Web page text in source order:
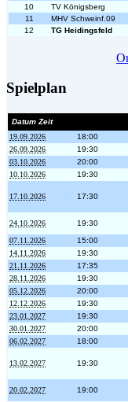
10
TV Königsberg
11
MHV Schweinf.09
12
TG Heidingsfeld
Spielplan
Datum Zeit
19.09.2026
18:00
26.09.2026
19:30
03.10.2026
20:00
10.10.2026
19:30
17.10.2026 17:30
24.10.2026 19:30
07.11.2026
15:00
14.11.2026
19:30
21.11.2026
17:35
28.11.2026
19:30
05.12.2026
20:00
12.12.2026
19:30
23.01.2027
19:30
30.01.2027
20:00
06.02.2027
18:00
13.02.2027 19:30
20.02.2027
19:00